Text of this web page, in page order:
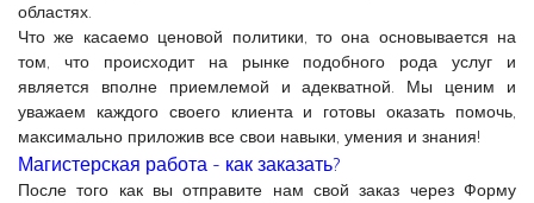
областях.
Что же касаемо ценовой политики, то она основывается на
том, что происходит на рынке подобного рода услуг и
является вполне приемлемой и адекватной. Мы ценим и
уважаем каждого своего клиента и готовы оказать помочь,
максимально приложив все свои навыки, умения и знания!
Магистерская работа - как заказать?
После того как вы отправите нам свой заказ через Форму